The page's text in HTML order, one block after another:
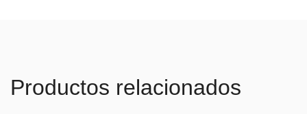
Productos relacionados